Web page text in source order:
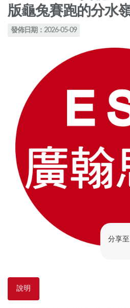
版龜兔賽跑的分水
發佈日期：2026-05-09
分享至
說明